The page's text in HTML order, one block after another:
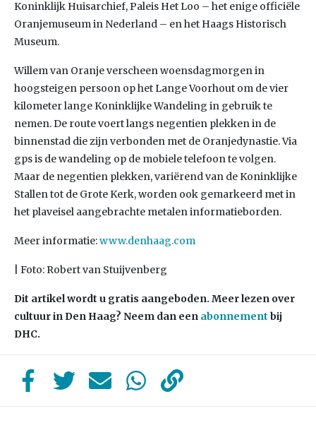
Koninklijk Huisarchief, Paleis Het Loo – het enige officiële
Oranjemuseum in Nederland – en het Haags Historisch
Museum.
Willem van Oranje verscheen woensdagmorgen in
hoogsteigen persoon op het Lange Voorhout om de vier
kilometer lange Koninklijke Wandeling in gebruik te
nemen. De route voert langs negentien plekken in de
binnenstad die zijn verbonden met de Oranjedynastie. Via
gps is de wandeling op de mobiele telefoon te volgen.
Maar de negentien plekken, variërend van de Koninklijke
Stallen tot de Grote Kerk, worden ook gemarkeerd met in
het plaveisel aangebrachte metalen informatieborden.
Meer informatie:www.denhaag.com
| Foto: Robert van Stuijvenberg
Dit artikel wordt u gratis aangeboden. Meer lezen over
cultuur in Den Haag? Neem dan een abonnement bij
DHC.